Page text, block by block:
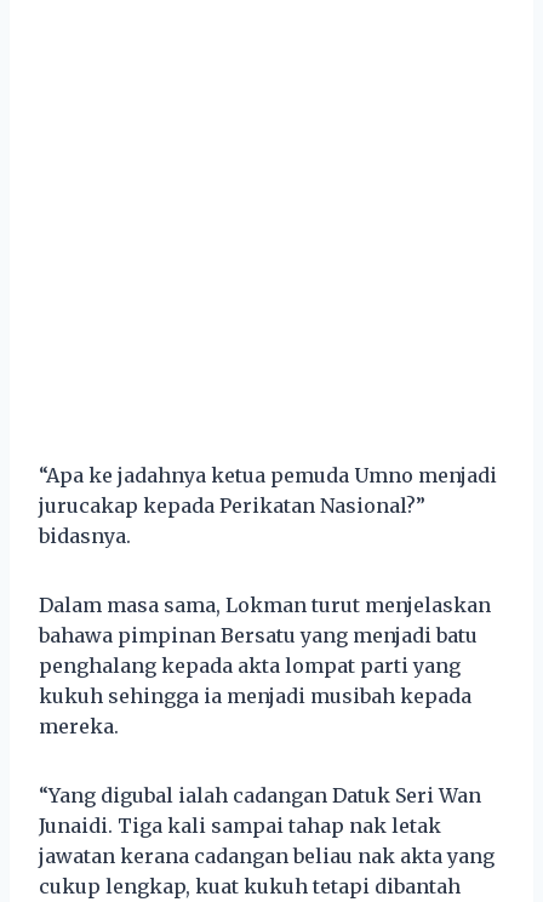
“Apa ke jadahnya ketua pemuda Umno menjadi
jurucakap kepada Perikatan Nasional?”
bidasnya.
Dalam masa sama, Lokman turut menjelaskan
bahawa pimpinan Bersatu yang menjadi batu
penghalang kepada akta lompat parti yang
kukuh sehingga ia menjadi musibah kepada
mereka.
“Yang digubal ialah cadangan Datuk Seri Wan
Junaidi. Tiga kali sampai tahap nak letak
jawatan kerana cadangan beliau nak akta yang
cukup lengkap, kuat kukuh tetapi dibantah